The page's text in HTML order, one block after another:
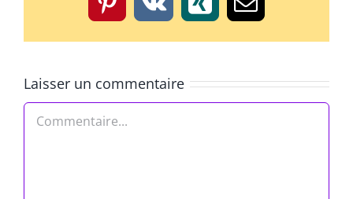
Pinterest
Vk XingEmail
Laisser un commentaire
Commentaire